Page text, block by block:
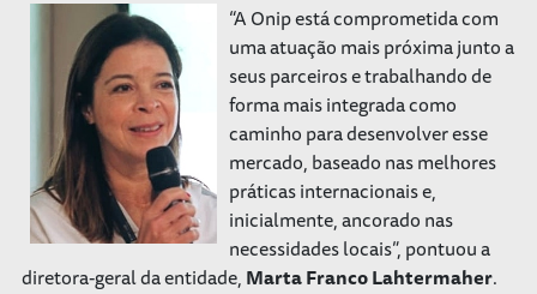
“A Onip está comprometida com
uma atuação mais próxima junto a
seus parceiros e trabalhando de
forma mais integrada como
caminho para desenvolver esse
mercado, baseado nas melhores
práticas internacionais e,
inicialmente, ancorado nas
necessidades locais”, pontuou a
diretora-geral da entidade,Marta Franco Lahtermaher.